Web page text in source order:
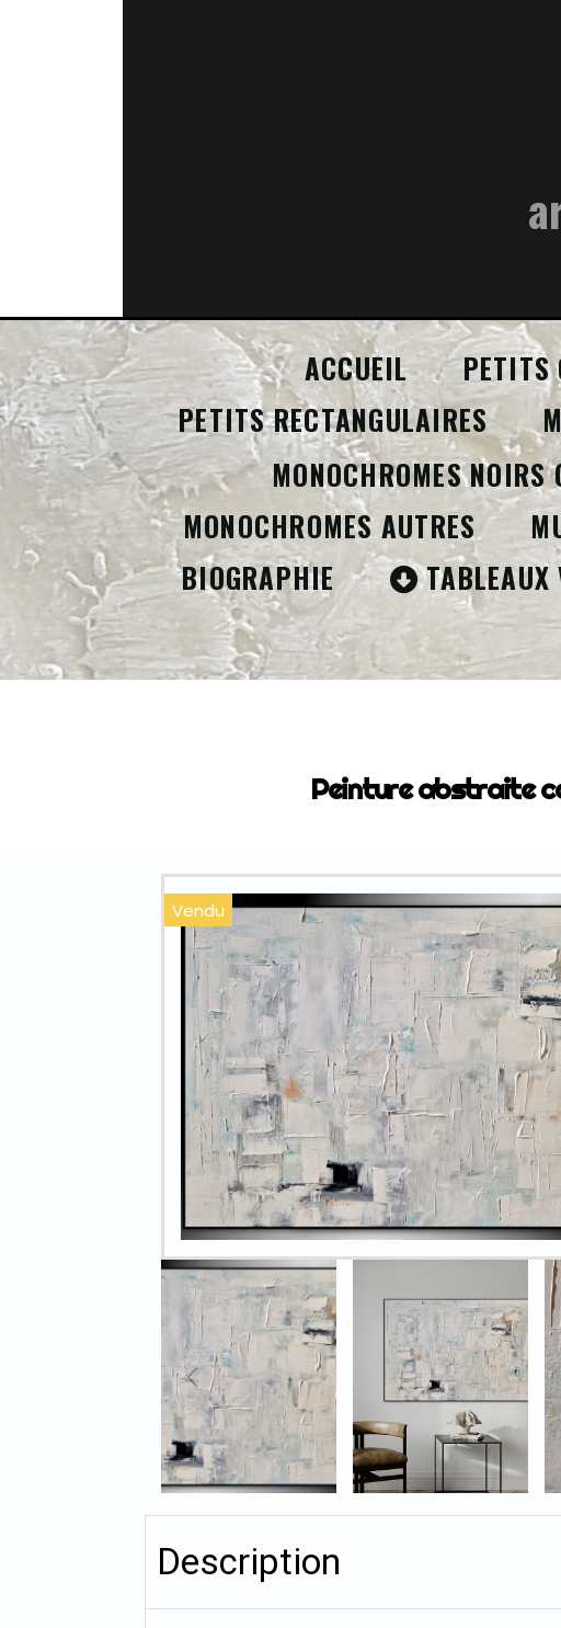
ACCUEIL PETITS
PETITS RECTANGULAIRES
MONOCHROMES NOIRS
MONOCHROMES AUTRES
BIOGRAPHIE
TABLEAUX
Peinture abstraite
Vendu
Description